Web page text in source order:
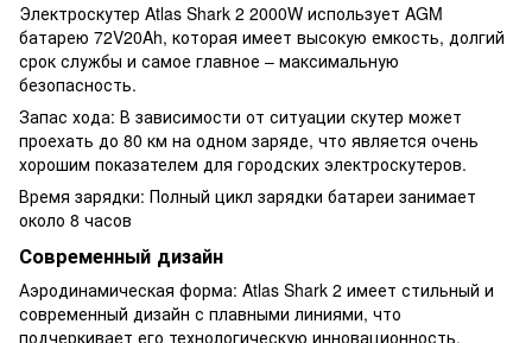
Электроскутер Atlas Shark 2 2000W использует AGM
батарею 72V20Ah, которая имеет высокую емкость, долгий
срок службы и самое главное – максимальную
безопасность.
Запас хода: В зависимости от ситуации скутер может
проехать до 80 км на одном заряде, что является очень
хорошим показателем для городских электроскутеров.
Время зарядки: Полный цикл зарядки батареи занимает
около 8 часов
Современный дизайн
Аэродинамическая форма: Atlas Shark 2 имеет стильный и
современный дизайн с плавными линиями, что
подчеркивает его технологическую инновационность.